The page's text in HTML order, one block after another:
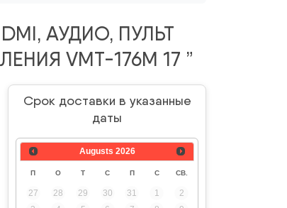
АУДИО, ПУЛЬТ
VMT-176M 17 ”
Срок доставки в указанные
даты
Augusts 2026
П О Т С П С СВ.
27 28 29 30 31 1
2